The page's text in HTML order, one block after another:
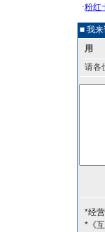
■ 我
用
请各
*经
*《